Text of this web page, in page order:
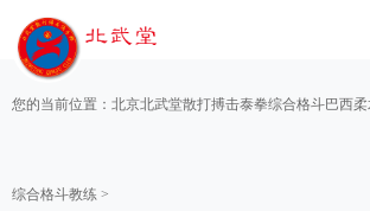
您的当前位置： 北京北武堂散打搏击泰拳综合格斗巴西
综合格斗教练 >